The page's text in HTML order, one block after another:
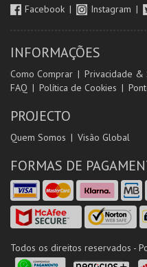
Facebook Instagram
INFORMAÇÕES
Como Comprar Privacidade &
FAQ
Política de Cookies
PROJECTO
Quem Somos Visão Global
FORMAS DE
Todos os direitos reservados -